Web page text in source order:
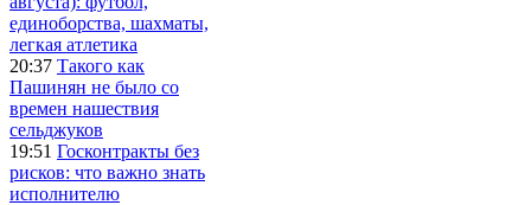
единоборства, шахматы,
легкая атлетика
20:37 Такого как
Пашинян не было со
времен нашествия
сельджуков
19:51 Госконтракты без
рисков: что важно знать
исполнителю